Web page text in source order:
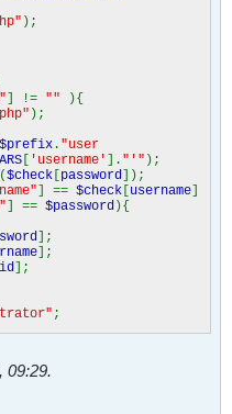
);
] != ""
){
);
$prefix . "user
'username' ]. "'" );
($check password ]);
] == $check username
] == $password ){
];
];
];
;
09:29.